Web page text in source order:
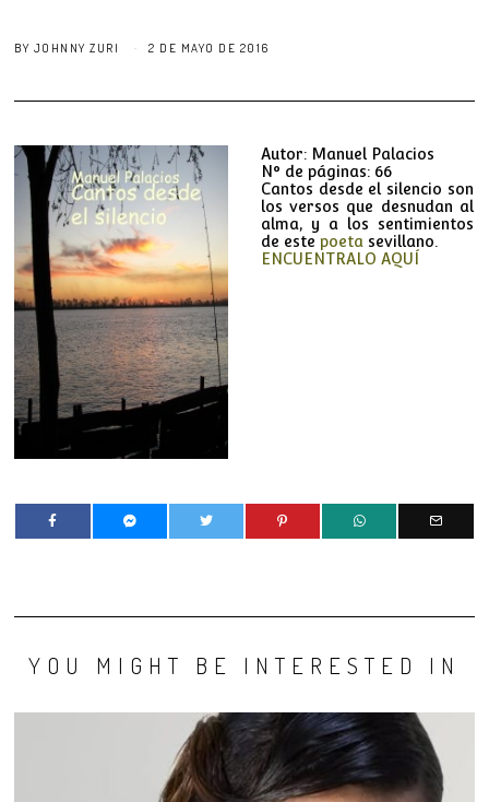
BY JOHNNY ZURI 2 DE MAYO DE 2016
Autor: Manuel Palacios
N° de páginas: 66
Cantos desde el silencio son
los versos que desnudan al
alma, y a los sentimientos
de este poeta sevillano.
ENCUENTRALO AQUÍ
YOU MIGHT BE INTERESTED IN